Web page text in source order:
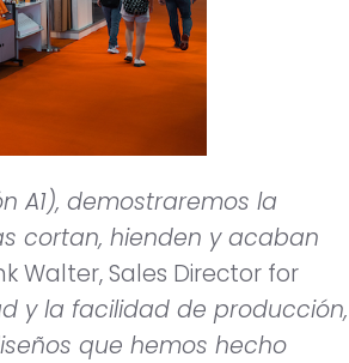
A1), demostraremos la
cortan, hienden y acaban
Walter, Sales Director for
y la facilidad de producción,
que hemos hecho